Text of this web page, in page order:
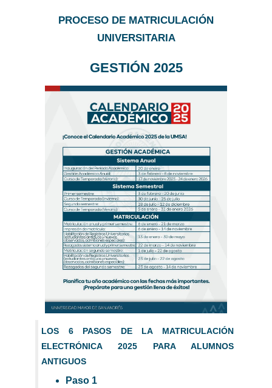
PROCESO DE MATRICULACIÓN
UNIVERSITARIA
GESTIÓN 2025
LOS 6 PASOS DE LA MATRICULACIÓN
ELECTRÓNICA 2025 PARA ALUMNOS
ANTIGUOS
Paso 1